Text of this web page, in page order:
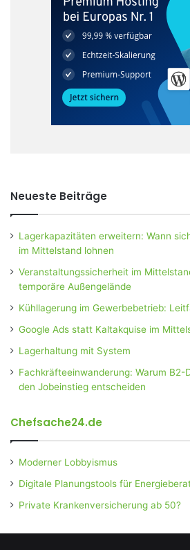
Neueste Beiträge
Lagerkapazitäten erweitern: Wann
im Mittelstand lohnen
Veranstaltungssicherheit im
temporäre Außengelände
Kühllagerung im Gewerbebetrieb:
Google Ads statt Kaltakquise im
Lagerhaltung mit System
Fachkräfteeinwanderung: Warum B2-
den Jobeinstieg entscheiden
Chefsache24.de
Moderner Lobbyismus
Digitale Planungstools für
Private Krankenversicherung ab 50?